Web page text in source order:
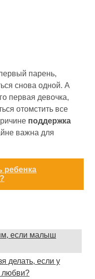
парень,
снова одной. А
первая девочка,
отомстить все
поддержка
важна для
ребенка
если малыш
делать, если у
любви?